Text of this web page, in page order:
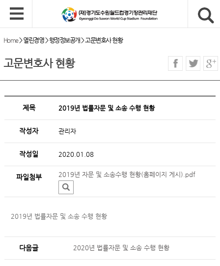
Home>열린경영>행정정보공개 >고문변호사 현황
고문변호사 현황
제목 2019년 법률자문 및 소송 수행 현황
작성자 관리자
작성일 2020.01.08
파일첨부 2019년 자문 및 소송수행 현황(홈페이지 게시).pdf
2019년 법률자문 및 소송 수행 현황
다음글 2020년 법률자문 및 소송 수행 현황